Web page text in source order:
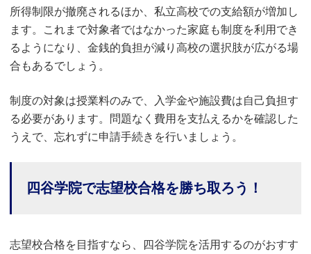
所得制限が撤廃されるほか、私立高校での支給額が増加し
ます。これまで対象者ではなかった家庭も制度を利用でき
るようになり、金銭的負担が減り高校の選択肢が広がる場
合もあるでしょう。
制度の対象は授業料のみで、入学金や施設費は自己負担す
る必要があります。問題なく費用を支払えるかを確認した
うえで、忘れずに申請手続きを行いましょう。
四谷学院で志望校合格を勝ち取ろう！
志望校合格を目指すなら、四谷学院を活用するのがおすす